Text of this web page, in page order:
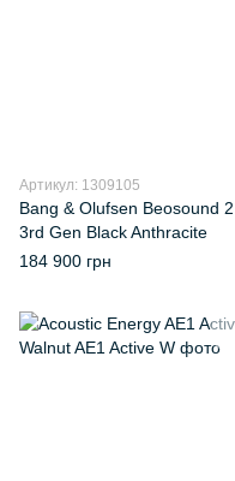
Артикул: 1309105
Bang & Olufsen Beosound 2
3rd Gen Black Anthracite
184 900 грн